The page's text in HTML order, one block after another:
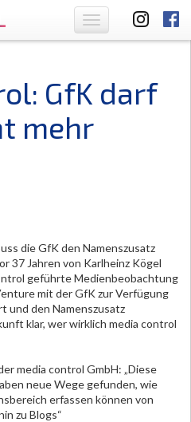
Toggle
navigation
GfK darf
mehr
die GfK den Namenszusatz
37 Jahren von Karlheinz Kögel
geführte Medienbeobachtung
mit der GfK zur Verfügung
und den Namenszusatz
klar, wer wirklich media control
media control GmbH: „Diese
neue Wege gefunden, wie
erfassen können von
zu Blogs“